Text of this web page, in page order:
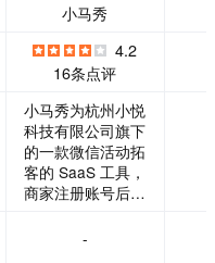
小马秀
4.2
16条点评
小马秀为杭州小悦
科技有限公司旗下
的一款微信活动拓
客的 SaaS 工具，
商家注册账号后只
-